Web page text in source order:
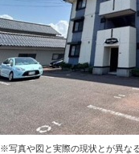
※写真や図と実際の現状とが異な